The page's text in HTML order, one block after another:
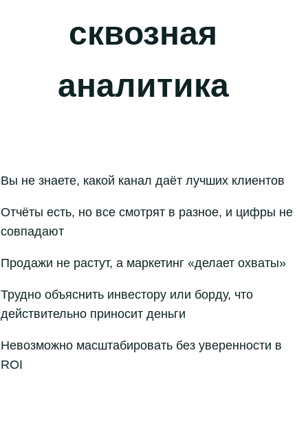
сквозная
аналитика
Вы не знаете, какой канал даёт лучших клиентов
Отчёты есть, но все смотрят в разное, и цифры не
совпадают
Продажи не растут, а маркетинг «делает охваты»
Трудно объяснить инвестору или борду, что
действительно приносит деньги
Невозможно масштабировать без уверенности в
ROI